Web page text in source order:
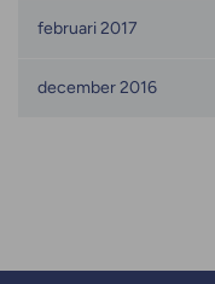
februari 2017
december 2016